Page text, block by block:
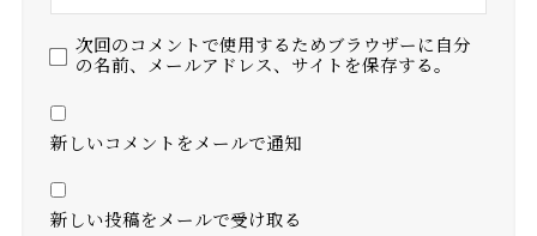
次回のコメントで使用するためブラウザーに自分
の名前、メールアドレス、サイトを保存する。
新しいコメントをメールで通知
新しい投稿をメールで受け取る